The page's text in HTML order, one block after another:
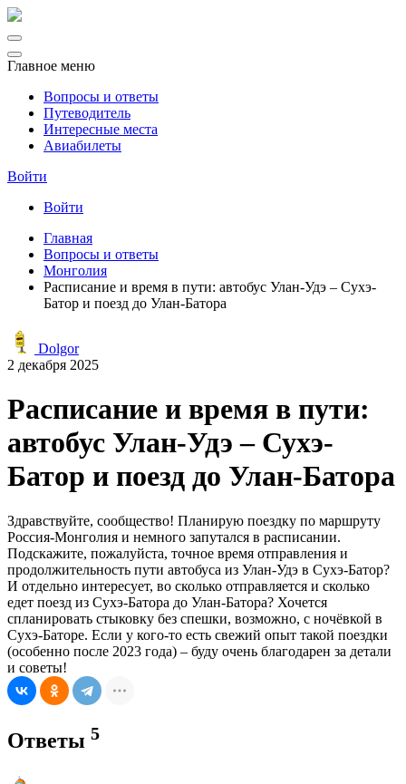
Главное меню
Вопросы и ответы
Путеводитель
Интересные места
Авиабилеты
Войти
Войти
Главная
Вопросы и ответы
Монголия
Расписание и время в пути: автобус Улан-Удэ – Сухэ-
Батор и поезд до Улан-Батора
Dolgor
2 декабря 2025
Расписание и время в пути:
автобус Улан-Удэ – Сухэ-
Батор и поезд до Улан-Батора
Здравствуйте, сообщество! Планирую поездку по маршруту
Россия-Монголия и немного запутался в расписании.
Подскажите, пожалуйста, точное время отправления и
продолжительность пути автобуса из Улан-Удэ в Сухэ-Батор?
И отдельно интересует, во сколько отправляется и сколько
едет поезд из Сухэ-Батора до Улан-Батора? Хочется
спланировать стыковку без спешки, возможно, с ночёвкой в
Сухэ-Баторе. Если у кого-то есть свежий опыт такой поездки
(особенно после 2023 года) – буду очень благодарен за детали
и советы!
Ответы 5